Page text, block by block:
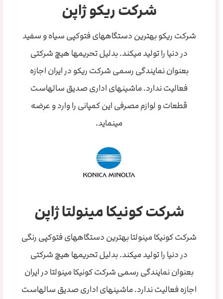
شرکت ریکو ژاپن
شرکت ریکو بهترین دستگاههای فتوکپی سیاه و سفید
در دنیا را تولید میکند. بدلیل تحریمها هیچ شرکتی
بعنوان نمایندگی رسمی شرکت ریکو در ایران اجازه
فعالیت ندارد. ماشینهای اداری صدیق سالهاست
قطعات و لوازم مصرفی این کمپانی را وارد و عرضه
مینماید.
شرکت کونیکا مینولتا ژاپن
شرکت کونیکا مینولتا بهترین دستگاههای فتوکپی رنگی
در دنیا را تولید میکند. بدلیل تحریمها هیچ شرکتی
بعنوان نمایندگی رسمی شرکت کونیکا مینولتا در ایران
اجازه فعالیت ندارد. ماشینهای اداری صدیق سالهاست